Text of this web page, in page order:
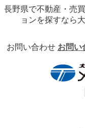
長野県で不動産・売
ョンを探すなら
お問い合わせ お問い